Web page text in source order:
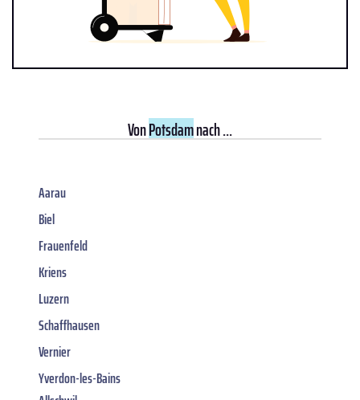
VonPotsdamnach ...
Aarau
Biel
Frauenfeld
Kriens
Luzern
Schaffhausen
Vernier
Yverdon-les-Bains